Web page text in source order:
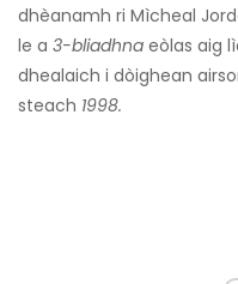
dhèanamh ri Mìcheal
le a 3-bliadhna eòlas aig
dhealaich i dòighean
steach 1998.